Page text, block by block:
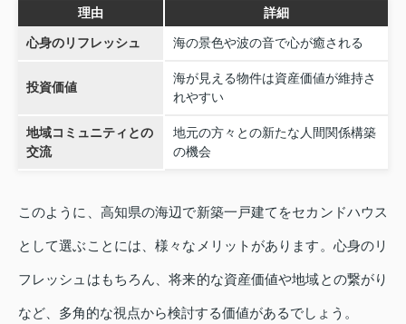
理由 詳細
心身のリフレッシュ 海の景色や波の音で心が癒される
投資価値
海が見える物件は資産価値が維持さ
れやすい
地域コミュニティとの
交流
地元の方々との新たな人間関係構築
の機会
このように、高知県の海辺で新築一戸建てをセカンドハウス
として選ぶことには、様々なメリットがあります。心身のリ
フレッシュはもちろん、将来的な資産価値や地域との繋がり
など、多角的な視点から検討する価値があるでしょう。